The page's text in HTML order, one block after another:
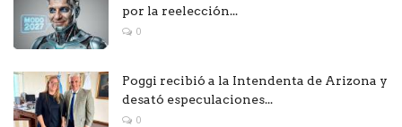
por la reelección...
0
Poggi recibió a la Intendenta de Arizona y
desató especulaciones...
0